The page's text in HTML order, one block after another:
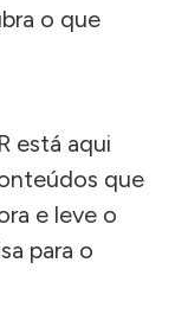
o que
está aqui
que
e leve o
para o